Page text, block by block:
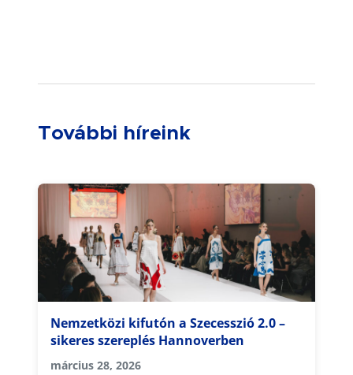
További híreink
Nemzetközi kifutón a Szecesszió 2.0 –
sikeres szereplés Hannoverben
március 28, 2026